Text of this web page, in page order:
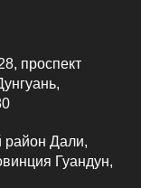
проспект
Дали,
Гуандун,